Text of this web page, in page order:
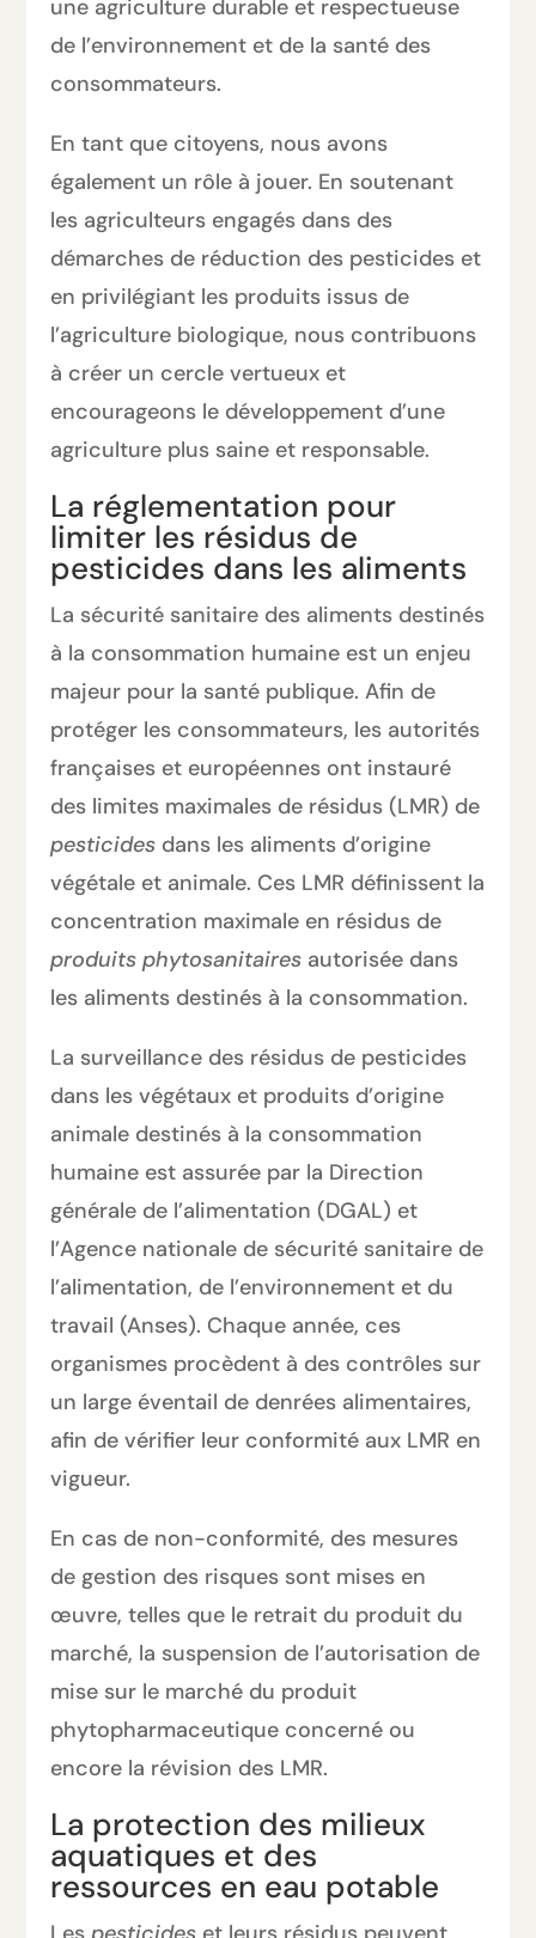
une agriculture durable et respectueuse
de l’environnement et de la santé des
consommateurs.
En tant que citoyens, nous avons
également un rôle à jouer. En soutenant
les agriculteurs engagés dans des
démarches de réduction des pesticides et
en privilégiant les produits issus de
l’agriculture biologique, nous contribuons
à créer un cercle vertueux et
encourageons le développement d’une
agriculture plus saine et responsable.
La réglementation pour
limiter les résidus de
pesticides dans les aliments
La sécurité sanitaire des aliments destinés
à la consommation humaine est un enjeu
majeur pour la santé publique. Afin de
protéger les consommateurs, les autorités
françaises et européennes ont instauré
des limites maximales de résidus (LMR) de
pesticides dans les aliments d’origine
végétale et animale. Ces LMR définissent la
concentration maximale en résidus de
produits phytosanitaires autorisée dans
les aliments destinés à la consommation.
La surveillance des résidus de pesticides
dans les végétaux et produits d’origine
animale destinés à la consommation
humaine est assurée par la Direction
générale de l’alimentation (DGAL) et
l’Agence nationale de sécurité sanitaire de
l’alimentation, de l’environnement et du
travail (Anses). Chaque année, ces
organismes procèdent à des contrôles sur
un large éventail de denrées alimentaires,
afin de vérifier leur conformité aux LMR en
vigueur.
En cas de non-conformité, des mesures
de gestion des risques sont mises en
œuvre, telles que le retrait du produit du
marché, la suspension de l’autorisation de
mise sur le marché du produit
phytopharmaceutique concerné ou
encore la révision des LMR.
La protection des milieux
aquatiques et des
ressources en eau potable